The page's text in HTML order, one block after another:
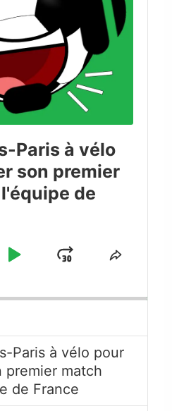
Paris à vélo
son premier
de
Play
JumpShare
Paris à vélo pour
premier match
de France